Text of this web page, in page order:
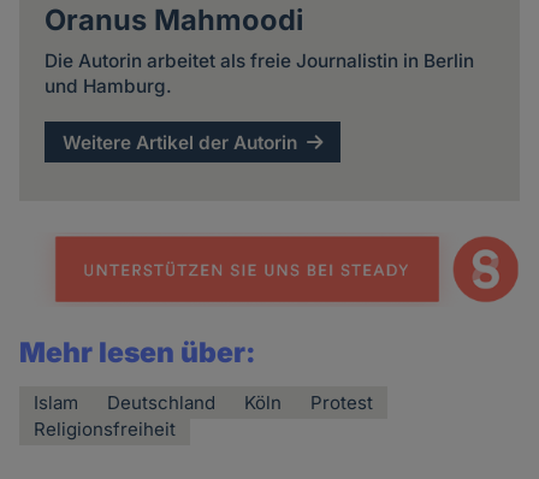
Oranus Mahmoodi
Die Autorin arbeitet als freie Journalistin in Berlin
und Hamburg.
Weitere Artikel der Autorin
Mehr lesen über:
Islam Deutschland Köln
Protest
Religionsfreiheit